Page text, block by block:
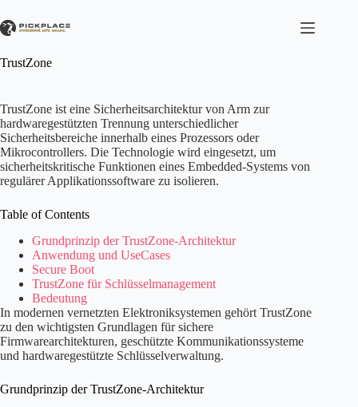
Inhalt
springen
TrustZone
TrustZone ist eine Sicherheitsarchitektur von Arm zur
hardwaregestützten Trennung unterschiedlicher
Sicherheitsbereiche innerhalb eines Prozessors oder
Mikrocontrollers. Die Technologie wird eingesetzt, um
sicherheitskritische Funktionen eines Embedded-Systems von
regulärer Applikationssoftware zu isolieren.
Table of Contents
Grundprinzip der TrustZone-Architektur
Anwendung und UseCases
Secure Boot
TrustZone für Schlüsselmanagement
Bedeutung
In modernen vernetzten Elektroniksystemen gehört TrustZone
zu den wichtigsten Grundlagen für sichere
Firmwarearchitekturen, geschützte Kommunikationssysteme
und hardwaregestützte Schlüsselverwaltung.
Grundprinzip der TrustZone-Architektur